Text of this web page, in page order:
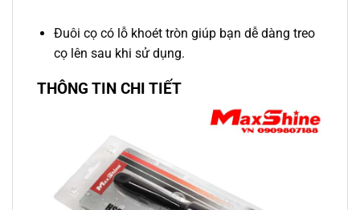
Đuôi cọ có lỗ khoét tròn giúp bạn dễ dàng treo
cọ lên sau khi sử dụng.
THÔNG TIN CHI TIẾT